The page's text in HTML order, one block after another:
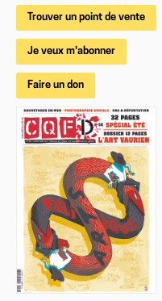
Trouver un point de vente
Je veux m'abonner
Faire un don